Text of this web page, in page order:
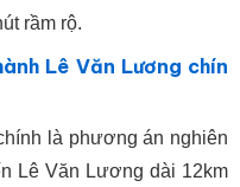
rầm rộ.
Lê Văn Lương chín
là phương án nghiên
Lê Văn Lương dài 12km